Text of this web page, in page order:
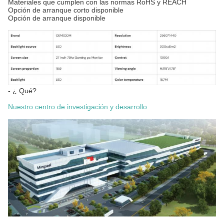
Materiales que cumplen con las normas RoHS y REACH
Opción de arranque corto disponible
Opción de arranque disponible
- ¿ Qué?
Nuestro centro de investigación y desarrollo